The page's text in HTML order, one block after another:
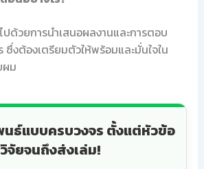
ด้วยการนำเสนอผลงานและการตอบ
ซึ่งต้องเตรียมตัวให้พร้อมและมั่นใจใน
ผม
ธ์แบบครบวงจร ตั้งแต่หัวข้อ
วิจัยจนถึงส่งเล่ม!